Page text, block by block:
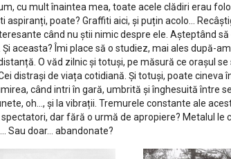
cu mult înaintea mea, toate acele clădiri erau
poate? Graffiti aici, și puțin acolo...
când nu știi nimic despre ele. Așteptând
aceasta? Îmi place să o studiez, mai ales după-
O văd zilnic și totuși, pe măsură ce orașul
distrași de viața cotidiană. Și totuși, poate cineva
când intri în gară, umbrită și înghesuită între
oh..., și la vibrații. Tremurele constante ale
dar fără o urmă de apropiere? Metalul le
Sau doar… abandonate?